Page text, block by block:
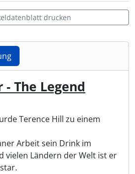
drucken
- The Legend
Terence Hill zu einem
Arbeit sein Drink im
vielen Ländern der Welt ist er
Ständer (15)